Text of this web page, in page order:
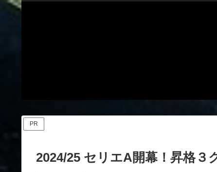
PR
2024/25 セリエA開幕！昇格３